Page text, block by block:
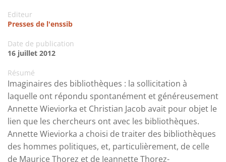
Editeur
Presses de l'enssib
Date de publication
16 juillet 2012
Résumé
Imaginaires des bibliothèques : la sollicitation à
laquelle ont répondu spontanément et généreusement
Annette Wieviorka et Christian Jacob avait pour objet le
lien que les chercheurs ont avec les bibliothèques.
Annette Wieviorka a choisi de traiter des bibliothèques
des hommes politiques, et, particulièrement, de celle
de Maurice Thorez et de Jeannette Thorez-